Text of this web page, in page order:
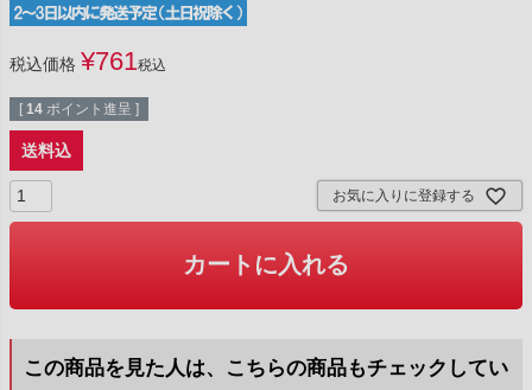
税込価格 ¥761税込
[ 14 ポイント進呈 ]
送料込
お気に入りに登録する
カートに入れる
この商品を見た人は、こちらの商品もチェックしてい